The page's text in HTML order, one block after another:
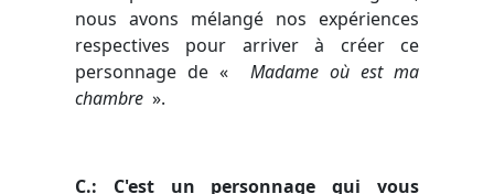
nous avons mélangé nos expériences
respectives pour arriver à créer ce
personnage de «
Madame où est ma
chambre ».
C.: C'est un personnage qui vous